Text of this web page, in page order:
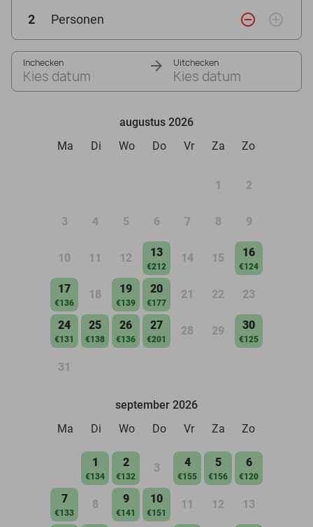
2 Personen remove_circle_outline add_circle_outline
Inchecken
Kies datum
Uitchecken
Kies datum
augustus 2026
Ma
Di Wo Do Vr Za Zo
1 2
3 4 5 6 7 8 9
10 11 12 13
€212
14 15 16
€124
17
€136
18 19
€139
20
€177
21 22 23
24
€131
25
€138
26
€136
27
€201
28 29 30
€125
31
september 2026
Ma
Di Wo Do Vr Za Zo
1
€134
2
€132
3 4
€155
5
€156
6
€120
7
€133
8 9
€141
10
€151
11 12 13